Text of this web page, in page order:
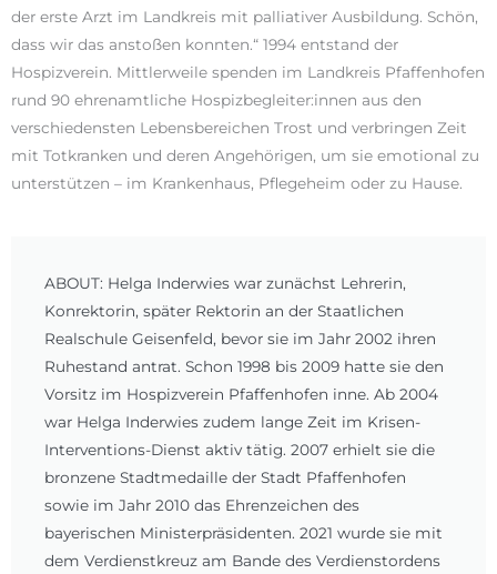
der erste Arzt im Landkreis mit palliativer Ausbildung. Schön,
dass wir das anstoßen konnten.“ 1994 entstand der
Hospizverein. Mittlerweile spenden im Landkreis Pfaffenhofen
rund 90 ehrenamtliche Hospizbegleiter:innen aus den
verschiedensten Lebensbereichen Trost und verbringen Zeit
mit Totkranken und deren Angehörigen, um sie emotional zu
unterstützen – im Krankenhaus, Pflegeheim oder zu Hause.
ABOUT: Helga Inderwies war zunächst Lehrerin,
Konrektorin, später Rektorin an der Staatlichen
Realschule Geisenfeld, bevor sie im Jahr 2002 ihren
Ruhestand antrat. Schon 1998 bis 2009 hatte sie den
Vorsitz im Hospizverein Pfaffenhofen inne. Ab 2004
war Helga Inderwies zudem lange Zeit im Krisen-
Interventions-Dienst aktiv tätig. 2007 erhielt sie die
bronzene Stadtmedaille der Stadt Pfaffenhofen
sowie im Jahr 2010 das Ehrenzeichen des
bayerischen Ministerpräsidenten. 2021 wurde sie mit
dem Verdienstkreuz am Bande des Verdienstordens